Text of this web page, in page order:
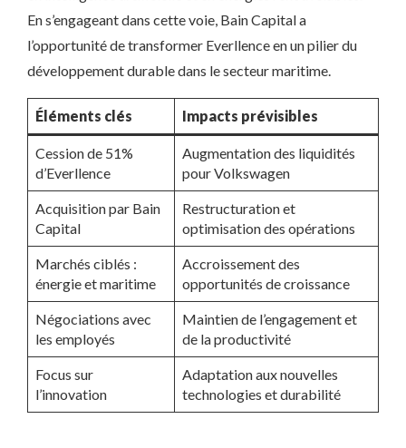
En s’engageant dans cette voie, Bain Capital a
l’opportunité de transformer Everllence en un pilier du
développement durable dans le secteur maritime.
Éléments clés Impacts prévisibles
Cession de 51%
d’Everllence
Augmentation des liquidités
pour Volkswagen
Acquisition par Bain
Capital
Restructuration et
optimisation des opérations
Marchés ciblés :
énergie et maritime
Accroissement des
opportunités de croissance
Négociations avec
les employés
Maintien de l’engagement et
de la productivité
Focus sur
l’innovation
Adaptation aux nouvelles
technologies et durabilité